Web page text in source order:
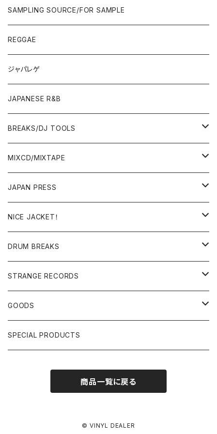
ROCK/AOR
LP
JAPANESE
OTHERS
7"/12"
JAPANESE
OTHERS
SAMPLING SOURCE/FOR SAMPLE
REGGAE
ジャパレゲ
JAPANESE R&B
BREAKS/DJ TOOLS
BREAKS/MEGAMIX/CUT UP
RE-EDIT/DJ TOOLS
MIXCD/MIXTAPE
MIXCD
日本語ラップ
JAPANESE DJ
MIXTAPE
JAPAN PRESS
LP(+ OBI)
7"/12"
NICE JACKET！
DONUTS 45
GIRLS
HIPHOP CLASSIC GALLERY
日本語ラップ CLASSIC GALLERY
DRUM BREAKS
US/UK/OTHERS
JAPANESE
STRANGE RECORDS
DRUM DRUM DRUM/KARAOKE
パチソン/AUDIO CHECK/LIBRARY
GOODS
BOOK
SPECIAL PRODUCTS
商品一覧に戻る
© VINYL DEALER